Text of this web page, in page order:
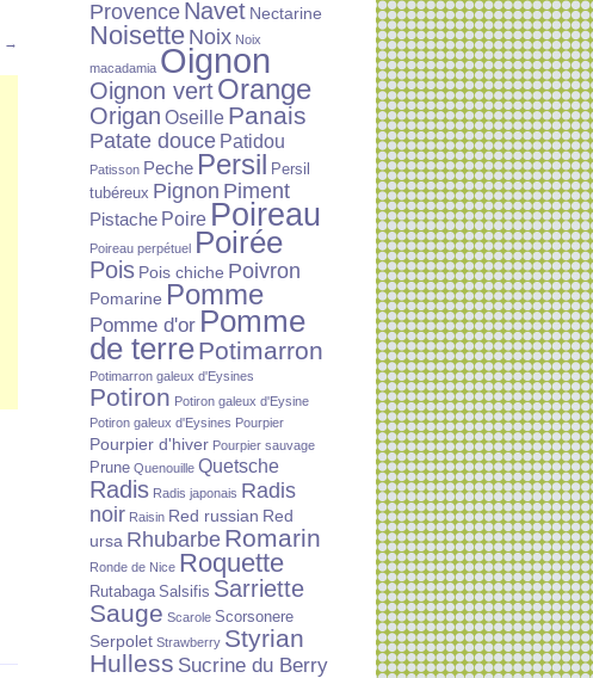
→
Provence Navet Nectarine
Noisette Noix Noix
macadamia Oignon
Oignon vertOrange
Origan Oseille Panais
Patate douce Patidou
Patisson Peche Persil Persil
tubéreux Pignon Piment
Pistache Poire Poireau
Poireau perpétuel Poirée
Pois Pois chiche Poivron
Pomarine Pomme
Pomme d'or Pomme
de terrePotimarron
Potimarron galeux d'Eysines
Potiron Potiron galeux d'Eysine
Potiron galeux d'Eysines Pourpier
Pourpier d'hiver Pourpier sauvage
Prune Quenouille Quetsche
Radis Radis japonais Radis
noir Raisin Red russian Red
ursa Rhubarbe Romarin
Ronde de Nice Roquette
Rutabaga Salsifis Sarriette
Sauge Scarole Scorsonere
Serpolet Strawberry Styrian
Hulless Sucrine du Berry